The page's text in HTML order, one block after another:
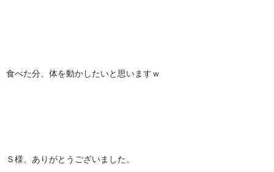
食べた分、体を動かしたいと思いますｗ
Ｓ様、ありがとうございました。